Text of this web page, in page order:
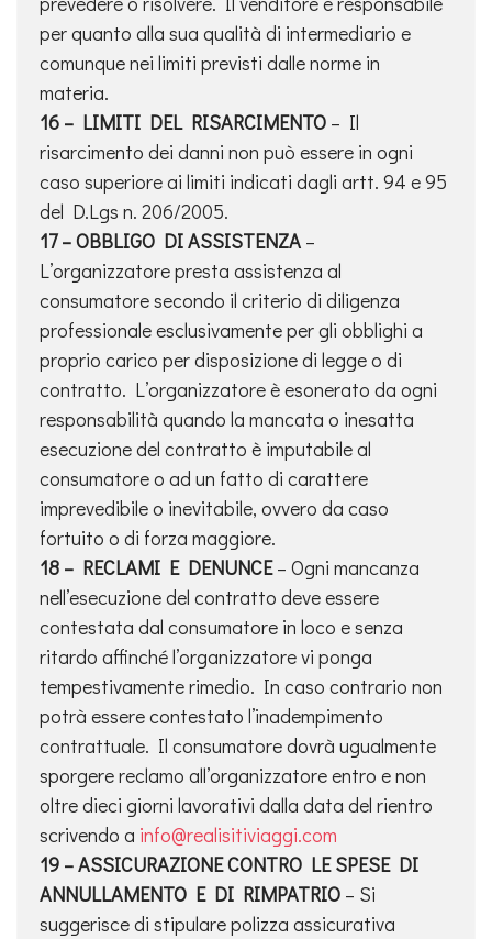
per quanto alla sua qualità di intermediario e
comunque nei limiti previsti dalle norme in
materia.
16 – LIMITI DEL RISARCIMENTO – Il
risarcimento dei danni non può essere in ogni
caso superiore ai limiti indicati dagli artt. 94 e 95
del D.Lgs n. 206/2005.
17 – OBBLIGO DI ASSISTENZA –
L’organizzatore presta assistenza al
consumatore secondo il criterio di diligenza
professionale esclusivamente per gli obblighi a
proprio carico per disposizione di legge o di
contratto. L’organizzatore è esonerato da ogni
responsabilità quando la mancata o inesatta
esecuzione del contratto è imputabile al
consumatore o ad un fatto di carattere
imprevedibile o inevitabile, ovvero da caso
fortuito o di forza maggiore.
18 – RECLAMI E DENUNCE– Ogni mancanza
nell’esecuzione del contratto deve essere
contestata dal consumatore in loco e senza
ritardo affinché l’organizzatore vi ponga
tempestivamente rimedio. In caso contrario non
potrà essere contestato l’inadempimento
contrattuale. Il consumatore dovrà ugualmente
sporgere reclamo all’organizzatore entro e non
oltre dieci giorni lavorativi dalla data del rientro
scrivendo a info@realisitiviaggi.com
19 – ASSICURAZIONE CONTRO LE SPESE DI
ANNULLAMENTO E DI RIMPATRIO – Si
suggerisce di stipulare polizza assicurativa